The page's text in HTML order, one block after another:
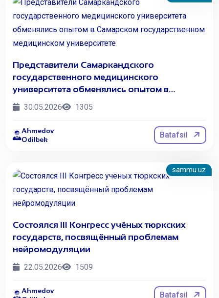
Представители Самаркандского
государственного медицинского
университета обменялись опытом в
Самарском государственном медицинском
университете
30.05.2026 1305
Ahmedov
Odilbek
Batafsil
sammu.uz
Состоялся III Конгресс учёных тюркских
государств, посвящённый проблемам
нейромодуляции
22.05.2026 1509
Ahmedov
Batafsil